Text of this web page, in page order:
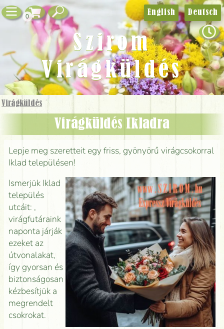
0
Virágküldés
Virágküldés Ikladra
Lepje meg szeretteit egy friss, gyönyörű virágcsokorral
Iklad településen!
Ismerjük Iklad
település
utcáit: ,
virágfutáraink
naponta járják
ezeket az
útvonalakat,
így gyorsan és
biztonságosan
kézbesítjük a
megrendelt
csokrokat.
English Deutsch
Szirom
Virágküldés